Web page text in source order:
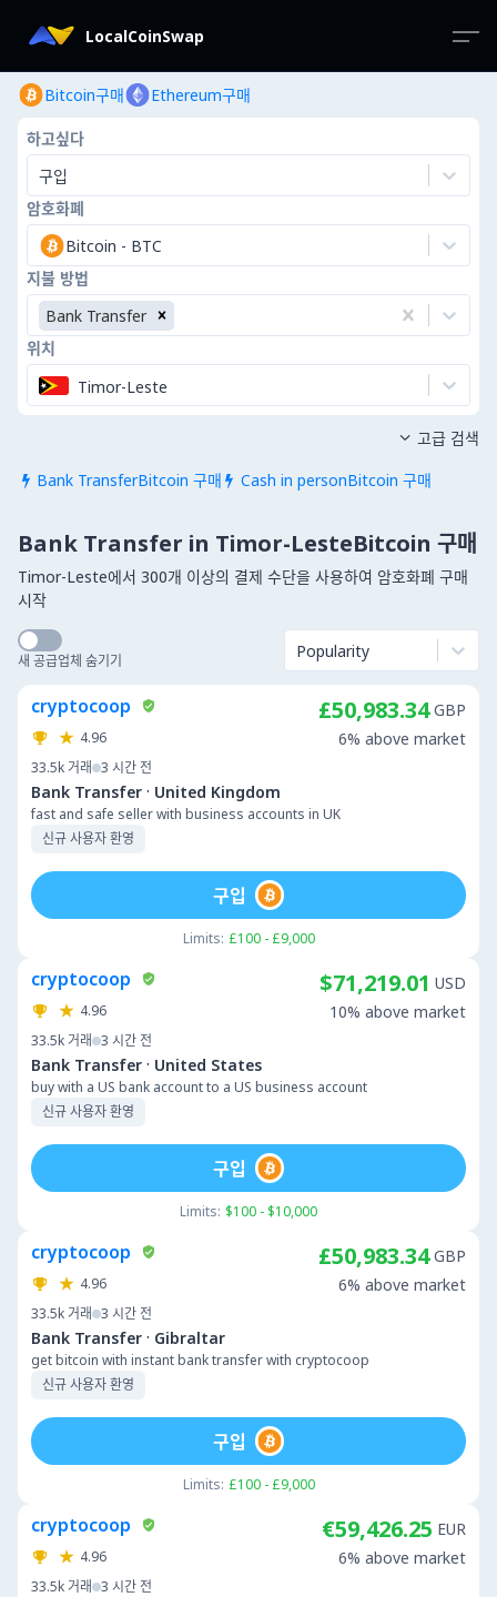
LocalCoinSwap
Bitcoin구매 Ethereum구매
하고싶다
구입
암호화폐
Bitcoin - BTC
지불 방법
Bank Transfer
위치
Timor-Leste
 Bank TransferBitcoin 구매  Cash in personBitcoin 구매
 고급 검색
Bank Transfer in Timor-LesteBitcoin 구매
Timor-Leste에서 300개 이상의 결제 수단을 사용하여 암호화폐 구매
시작
새 공급업체 숨기기 Popularity
cryptocoop
4.96
33.5k 거래 3 시간 전
Bank Transfer · United Kingdom
fast and safe seller with business accounts in UK
신규 사용자 환영
£50,983.34 GBP
6% above market
Limits: £100 - £9,000
구입
cryptocoop
4.96
33.5k 거래 3 시간 전
Bank Transfer · United States
buy with a US bank account to a US business account
신규 사용자 환영
$71,219.01 USD
10% above market
Limits: $100 - $10,000
구입
cryptocoop
4.96
33.5k 거래 3 시간 전
Bank Transfer · Gibraltar
get bitcoin with instant bank transfer with cryptocoop
신규 사용자 환영
£50,983.34 GBP
6% above market
Limits: £100 - £9,000
구입
cryptocoop
4.96
33.5k 거래 3 시간 전
€59,426.25 EUR
6% above market